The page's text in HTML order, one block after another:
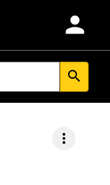
person
search
more_vert